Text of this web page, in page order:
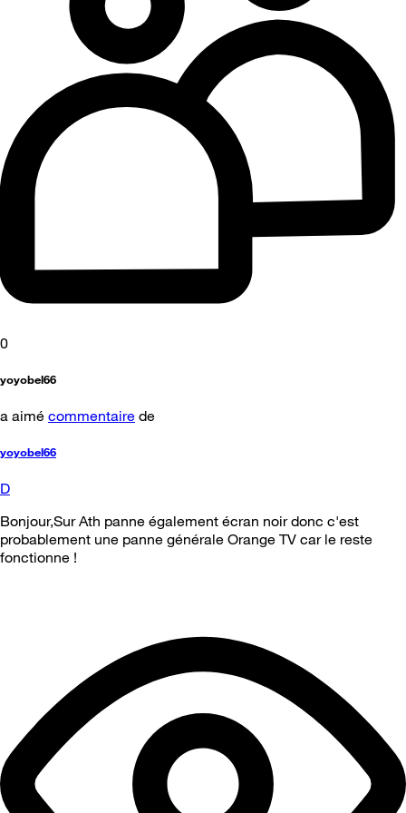
0
yoyobel66
a aimé commentaire de
yoyobel66
D
Bonjour,Sur Ath panne également écran noir donc c'est
probablement une panne générale Orange TV car le reste
fonctionne !